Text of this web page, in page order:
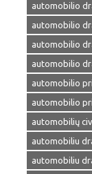
automobilio
automobilio
automobilio
automobilio
automobilio
automobilio
automobilių
automobiliu
automobiliu